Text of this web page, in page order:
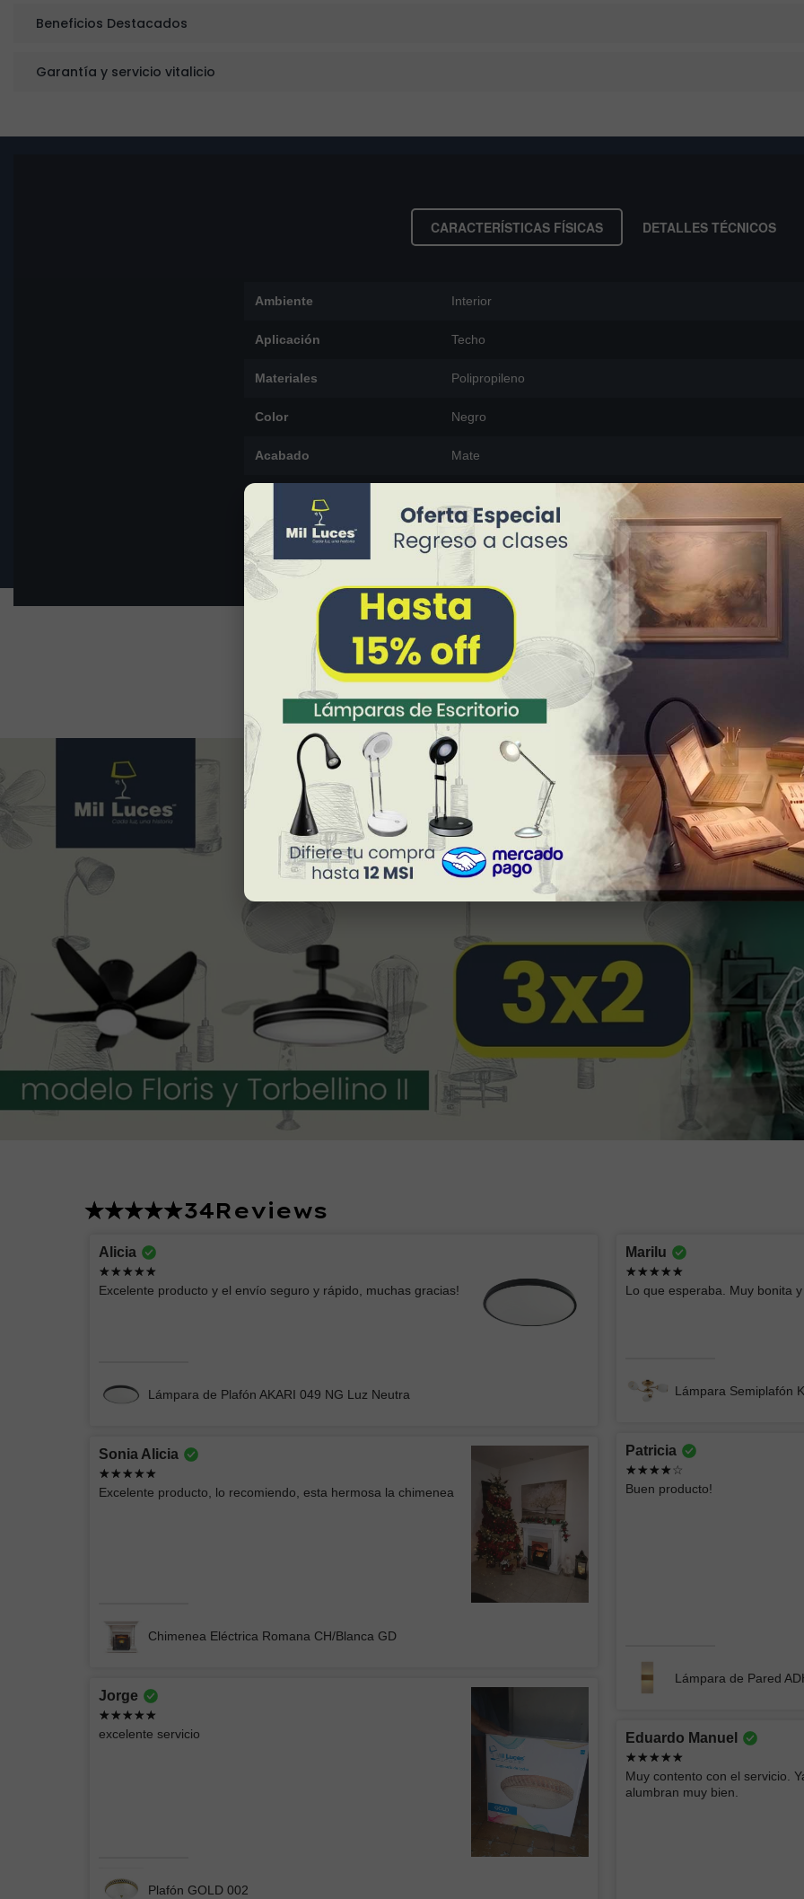
Beneficios Destacados
Garantía y servicio vitalicio
CARACTERÍSTICAS FÍSICAS DETALLES TÉCNICOS
Ambiente Interior
Aplicación Techo
Materiales Polipropileno
Color Negro
Acabado Mate
23 cm (largo) x 23 cm (ancho) x 2 cm (alto)
Peso 0.530 Kg
DESCARGAR FICHA TÉCNICA
34Reviews
Alicia
Excelente producto y el envío seguro y rápido, muchas gracias!
Lámpara de Plafón AKARI 049 NG Luz Neutra
Marilu
Lo que esperaba. Muy bonita
Lámpara Semiplafón
Sonia Alicia
Excelente producto, lo recomiendo, esta hermosa la chimenea
Chimenea Eléctrica Romana CH/Blanca GD
Patricia
Buen producto!
Lámpara de Pared
Jorge
excelente servicio
Plafón GOLD 002
Eduardo Manuel
Muy contento con el servicio.
alumbran muy bien.
Lucero
Ya había comprado esas lámparas y me
parecen geniales, el servicio fue súper
rápido y clara la info
Andrey Moises
La lámpara se ve muy bien el único detalle
menor es que se ven algo los focos
Lámpara de Techo tipo Plafón WEST 002
EIDRIC
Buen producto y rápida entrega
Empotrado LED SIRAJ 012